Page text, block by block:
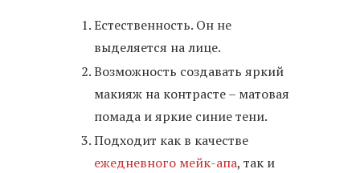
Естественность. Он не
выделяется на лице.
Возможность создавать яркий
макияж на контрасте – матовая
помада и яркие синие тени.
Подходит как в качестве
ежедневного мейк-апа, так и